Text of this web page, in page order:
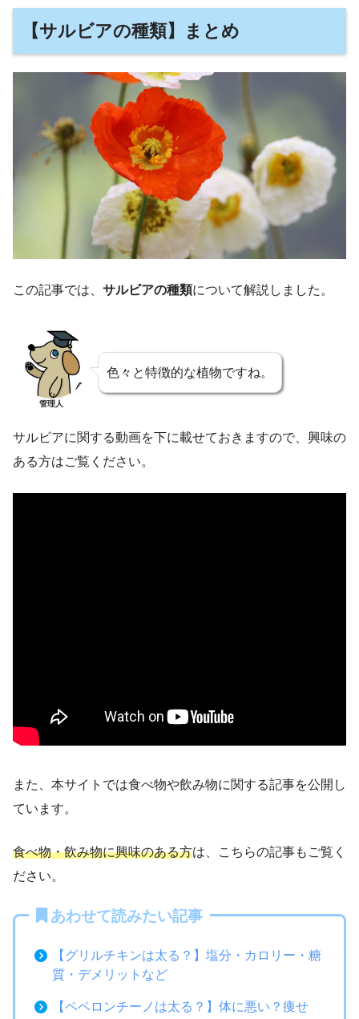
【サルビアの種類】まとめ
この記事では、 サルビアの種類について解説しました。
管理人
色々と特徴的な植物ですね。
サルビアに関する動画を下に載せておきますので、興味の
ある方はご覧ください。
また、本サイトでは食べ物や飲み物に関する記事を公開し
ています。
食べ物・飲み物に興味のある方は、こちらの記事もご覧く
ださい。
あわせて読みたい記事
【グリルチキンは太る？】塩分・カロリー・糖
質・デメリットなど
【ペペロンチーノは太る？】体に悪い？痩せ